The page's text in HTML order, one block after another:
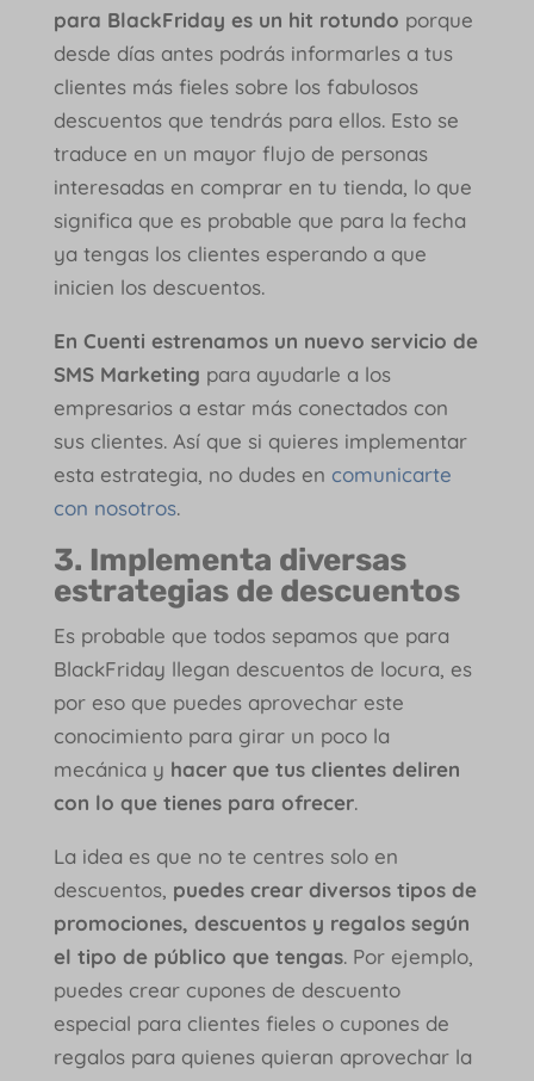
para BlackFriday es un hit rotundo porque
desde días antes podrás informarles a tus
clientes más fieles sobre los fabulosos
descuentos que tendrás para ellos. Esto se
traduce en un mayor flujo de personas
interesadas en comprar en tu tienda, lo que
significa que es probable que para la fecha
ya tengas los clientes esperando a que
inicien los descuentos.
En Cuenti estrenamos un nuevo servicio de
SMS Marketing para ayudarle a los
empresarios a estar más conectados con
sus clientes. Así que si quieres implementar
esta estrategia, no dudes en comunicarte
con nosotros.
3. Implementa diversas
estrategias de descuentos
Es probable que todos sepamos que para
BlackFriday llegan descuentos de locura, es
por eso que puedes aprovechar este
conocimiento para girar un poco la
mecánica y hacer que tus clientes deliren
con lo que tienes para ofrecer.
La idea es que no te centres solo en
descuentos, puedes crear diversos tipos de
promociones, descuentos y regalos según
el tipo de público que tengas. Por ejemplo,
puedes crear cupones de descuento
especial para clientes fieles o cupones de
regalos para quienes quieran aprovechar la